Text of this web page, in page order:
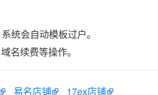
统会自动模板过户。
名续费等操作。
易名店铺 17ex店铺